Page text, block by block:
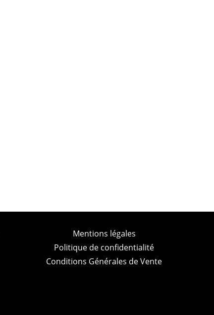
Mentions légales
Politique de confidentialité
Conditions Générales de Vente